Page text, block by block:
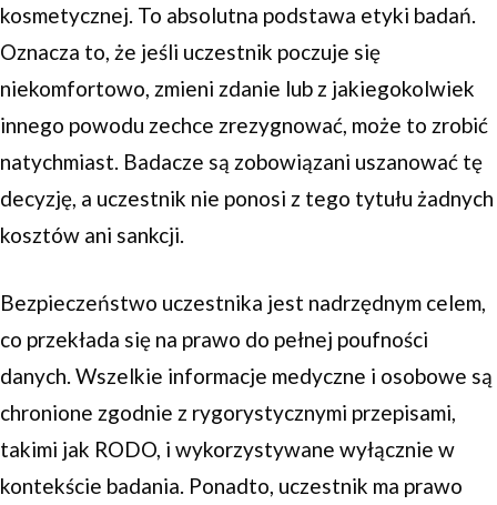
kosmetycznej. To absolutna podstawa etyki badań.
Oznacza to, że jeśli uczestnik poczuje się
niekomfortowo, zmieni zdanie lub z jakiegokolwiek
innego powodu zechce zrezygnować, może to zrobić
natychmiast. Badacze są zobowiązani uszanować tę
decyzję, a uczestnik nie ponosi z tego tytułu żadnych
kosztów ani sankcji.
Bezpieczeństwo uczestnika jest nadrzędnym celem,
co przekłada się na prawo do pełnej poufności
danych. Wszelkie informacje medyczne i osobowe są
chronione zgodnie z rygorystycznymi przepisami,
takimi jak RODO, i wykorzystywane wyłącznie w
kontekście badania. Ponadto, uczestnik ma prawo